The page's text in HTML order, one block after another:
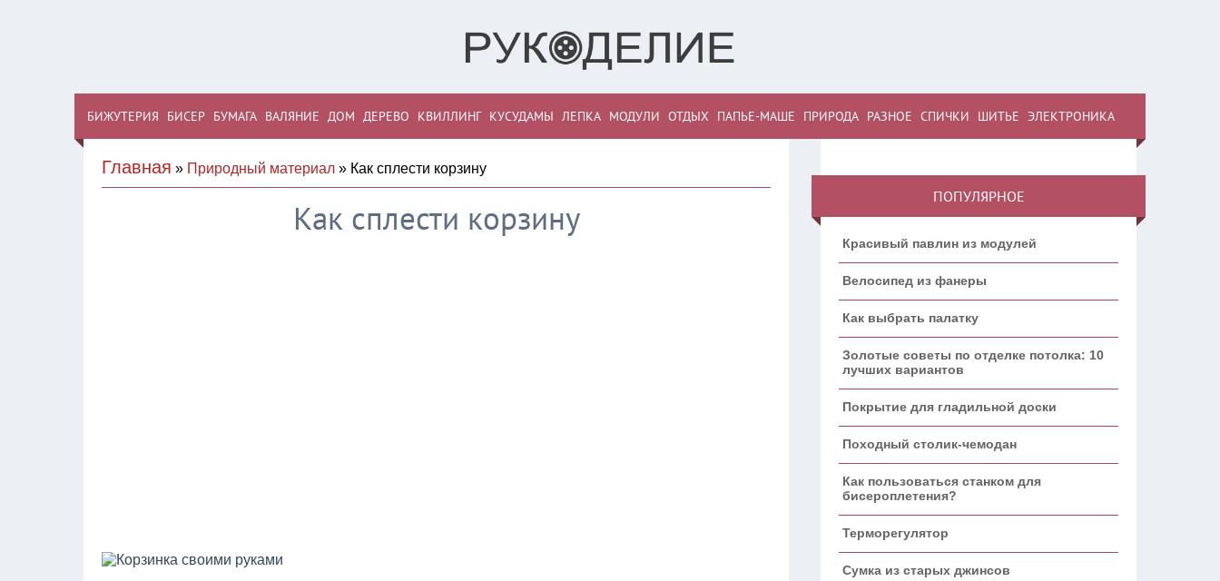
БИЖУТЕРИЯ БИСЕР БУМАГА ВАЛЯНИЕ ДОМ ДЕРЕВО КВИЛЛИНГ КУСУДАМЫ ЛЕПКА МОДУЛИ ОТДЫХ ПАПЬЕ-МАШЕ ПРИРОДА РАЗНОЕ СПИЧКИ ШИТЬЕ ЭЛЕКТРОНИКА
Главная » Природный материал » Как сплести корзину
Как сплести корзину
ПОПУЛЯРНОЕ
Красивый павлин из модулей
Велосипед из фанеры
Как выбрать палатку
Золотые советы по отделке потолка: 10
лучших вариантов
Покрытие для гладильной доски
Походный столик-чемодан
Как пользоваться станком для
бисероплетения?
Терморегулятор
Сумка из старых джинсов